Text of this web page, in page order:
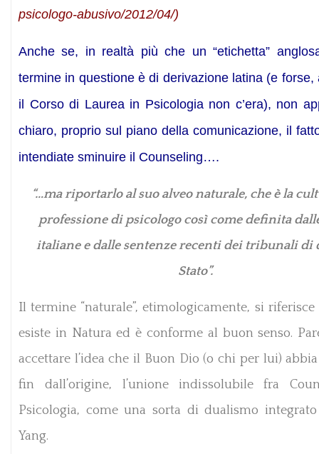
psicologo-abusivo/2012/04/)
Anche se, in realtà più che un “etichetta”
termine in questione è di derivazione latina (e forse,
il Corso di Laurea in Psicologia non c’era), non
chiaro, proprio sul piano della comunicazione, il
intendiate sminuire il Counseling….
“…ma riportarlo al suo alveo naturale, che è la
professione di psicologo così come definita
italiane e dalle sentenze recenti dei tribunali di
Stato”.
Il termine “naturale”, etimologicamente, si
esiste in Natura ed è conforme al buon senso.
accettare l’idea che il Buon Dio (o chi per lui)
fin dall’origine, l’unione indissolubile fra
Psicologia, come una sorta di dualismo
Yang.